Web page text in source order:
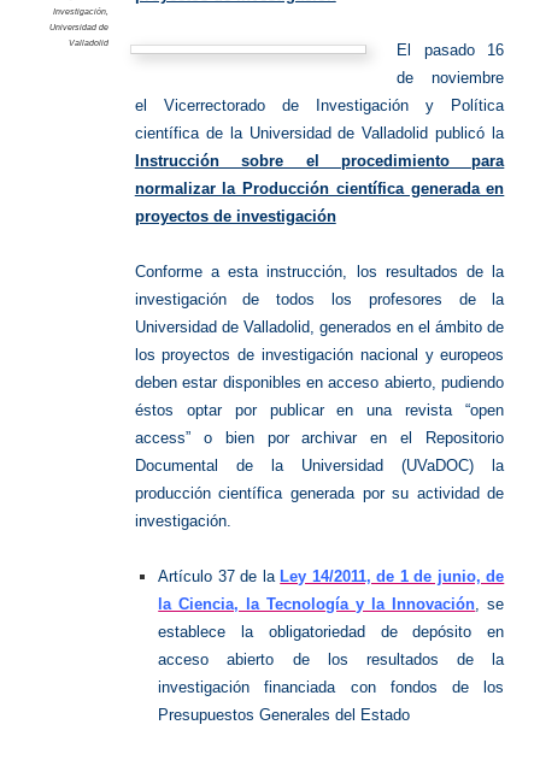
Investigación,
Universidad de
Valladolid
El pasado 16
de noviembre
el Vicerrectorado de Investigación y Política
científica de la Universidad de Valladolid publicó la
Instrucción sobre el procedimiento para
normalizar la Producción científica generada en
proyectos de investigación
Conforme a esta instrucción, los resultados de la
investigación de todos los profesores de la
Universidad de Valladolid, generados en el ámbito de
los proyectos de investigación nacional y europeos
deben estar disponibles en acceso abierto, pudiendo
éstos optar por publicar en una revista “open
access” o bien por archivar en el Repositorio
Documental de la Universidad (UVaDOC) la
producción científica generada por su actividad de
investigación.
Artículo 37 de la Ley 14/2011, de 1 de junio, de
la Ciencia, la Tecnología y la Innovación, se
establece la obligatoriedad de depósito en
acceso abierto de los resultados de la
investigación financiada con fondos de los
Presupuestos Generales del Estado